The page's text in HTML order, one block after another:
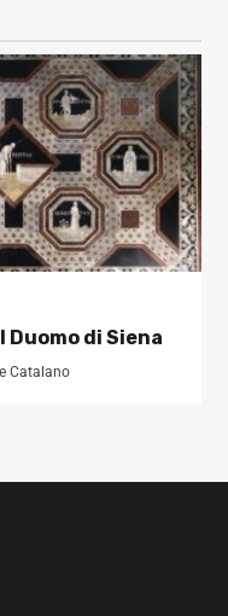
Duomo di Siena
Catalano